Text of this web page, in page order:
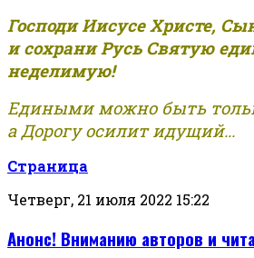
Господи Иисусе Христе,
и сохрани Русь Святую
неделимую!
Едиными можно быть
а Дорогу осилит идущий...
Страница
Четверг, 21 июля 2022 15:22
Анонс! Вниманию авторов и